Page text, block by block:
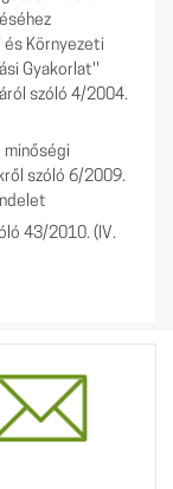
Környezeti
Gyakorlat''
szóló 4/2004.
minőségi
szóló 6/2009.
43/2010. (IV.
Kapcsolat